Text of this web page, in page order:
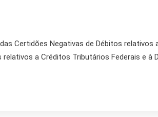
Certidões Negativas de Débitos
a Créditos Tributários Federais e à